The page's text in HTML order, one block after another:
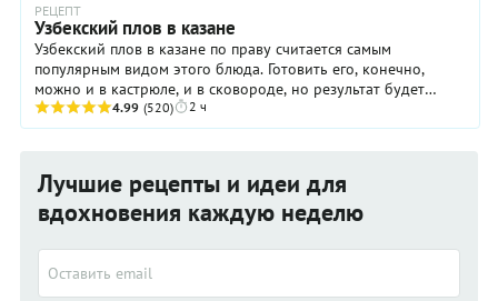
РЕЦЕПТ
Узбекский плов в казане
Узбекский плов в казане по праву считается самым
популярным видом этого блюда. Готовить его, конечно,
можно и в кастрюле, и в сковороде, но результат будет
недостаточно убедительным. Дело в том, что ...
4.99 (520) 2 ч
Лучшие рецепты и идеи для
вдохновения каждую неделю